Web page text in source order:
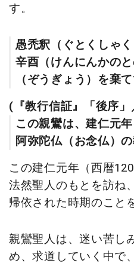
す。
愚禿釈（ぐとくしゃ
辛酉（けんにんかの
（ぞうぎょう）を棄
(『教行信証』「後序
この親鸞は、建仁元
阿弥陀仏（お念仏）
この建仁元年（西暦
法然聖人のもとを訪ね
帰依された時期のこと
親鸞聖人は、迷い苦し
め、求道していく中で